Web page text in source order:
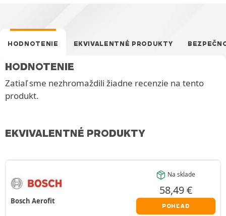
HODNOTENIE EKVIVALENTNÉ PRODUKTY
HODNOTENIE
Zatiaľ sme nezhromaždili žiadne recenzie na tento
produkt.
EKVIVALENTNÉ PRODUKTY
Bosch Aerofit
Na sklade
58,49€
POHĽAD